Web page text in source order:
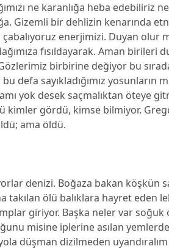
ne karanlığa heba edebiliriz
Gizemli bir dehlizin kenarında
çabalıyoruz enerjimizi. Duyan olur
fısıldayarak. Aman birileri
birbirine değiyor bu
defa sayıkladığımız yosunların
yok desek saçmalıktan öteye
gördü, kimse bilmiyor.
ama öldü.
denizi. Boğaza bakan köşkün
takılan ölü balıklara hayret eden
giriyor. Başka neler var soğuk
misine iplerine asılan
düşman dizilmeden